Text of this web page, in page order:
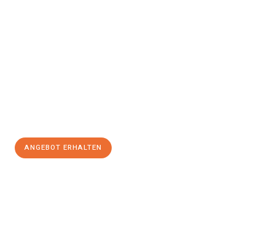
ANGEBOT ERHALTEN